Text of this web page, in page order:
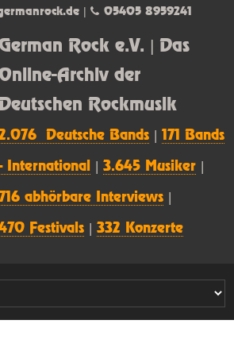
Rock e.V. | Das
Archiv der
Rockmusik
Deutsche Bands |171 Bands
International |3.645 Musiker
abhörbare Interviews
Festivals |332 Konzerte
| 05405 8959241